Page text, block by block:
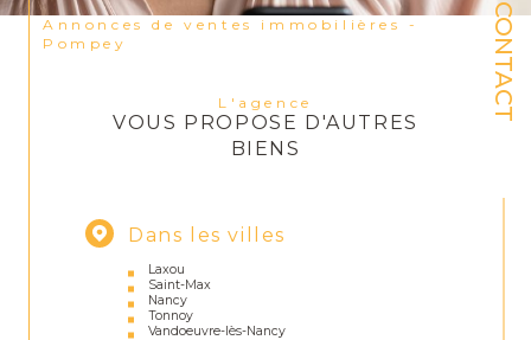
CONTACT
Annonces de ventes immobilières -
Pompey
L'agence
VOUS PROPOSE D'AUTRES
BIENS
Dans les villes
Laxou
Saint-Max
Nancy
Tonnoy
Vandoeuvre-lès-Nancy